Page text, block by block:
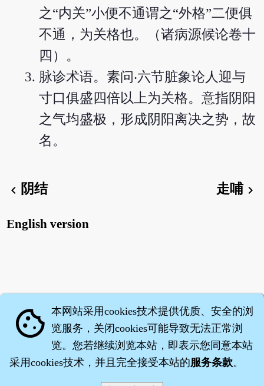
之“内关”小便不通谓之“外格”二便俱
不通，为关格也。（诸病源候论卷十
四）。
脉诊术语。素问‧六节脏象论人迎与
寸口俱盛四倍以上为关格。意指阴阳
之气均盛极，形成阴阳离决之势，故
名。
chevron_left 阴结 走哺chevron_right
English version
cookie 本网站采用cookies技术提供优质、安全的浏
览服务，关闭cookies可能导致无法正常浏
览。您若继续浏览本站，即表示您同意本站
采用cookies技术，并且完全接受本站的服务条款。